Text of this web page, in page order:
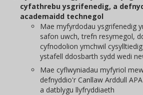
cyfathrebu ysgrifenedig, a
academaidd technegol
Mae myfyrdodau ysgrifenedig
safon uwch, trefn resymegol,
cyfnodolion ymchwil
ystafell ddosbarth sydd wedi
Mae cyflwyniadau myfyriol
defnyddio'r Canllaw Arddull
a datblygu llyfryddiaeth